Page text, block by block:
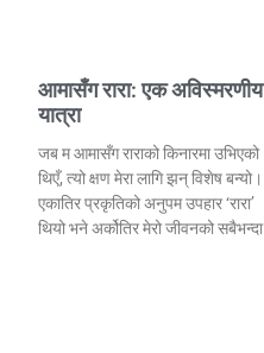
आमासँग रारा: एक अविस्मरणीय
यात्रा
जब म आमासँग राराको किनारमा उभिएको
थिएँ, त्यो क्षण मेरा लागि झन् विशेष बन्यो।
एकातिर प्रकृतिको अनुपम उपहार ‘रारा’
थियो भने अर्कोतिर मेरो जीवनको सबैभन्दा